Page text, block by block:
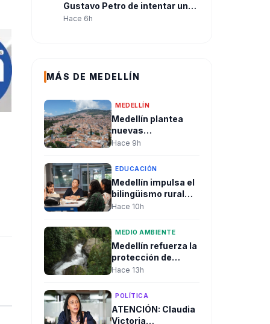
Gustavo Petro de intentar un
"Golpe de Estado" en contra de
Hace 6h
MÁS DE MEDELLÍN
MEDELLÍN
Medellín plantea
nuevas
modalidades de
para transformar el
entorno del río
Hace 9h
EDUCACIÓN
Medellín impulsa el
bilingüismo rural
con formación
docent
Hace 10h
MEDIO AMBIENTE
Medellín refuerza la
protección de
microcuencas para
suministro de agua
y la seguridad
hídrica
Hace 13h
POLÍTICA
ATENCIÓN: Claudia
Victoria